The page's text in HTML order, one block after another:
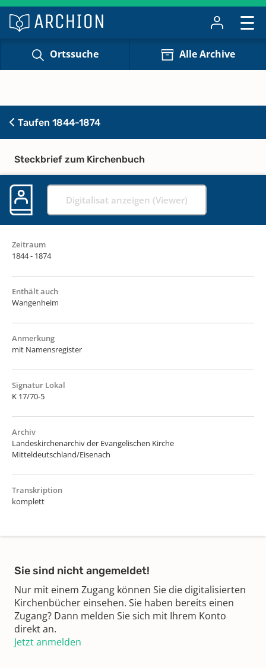
Ortssuche Alle Archive
Taufen 1844-1874
Steckbrief zum Kirchenbuch
Digitalisat anzeigen (Viewer)
Zeitraum
1844 - 1874
Enthält auch
Wangenheim
Anmerkung
mit Namensregister
Signatur Lokal
K 17/70-5
Archiv
Landeskirchenarchiv der Evangelischen Kirche
Mitteldeutschland/Eisenach
Transkription
komplett
Sie sind nicht angemeldet!
Nur mit einem Zugang können Sie die digitalisierten
Kirchenbücher einsehen. Sie haben bereits einen
Zugang? Dann melden Sie sich mit Ihrem Konto
direkt an.
Jetzt anmelden